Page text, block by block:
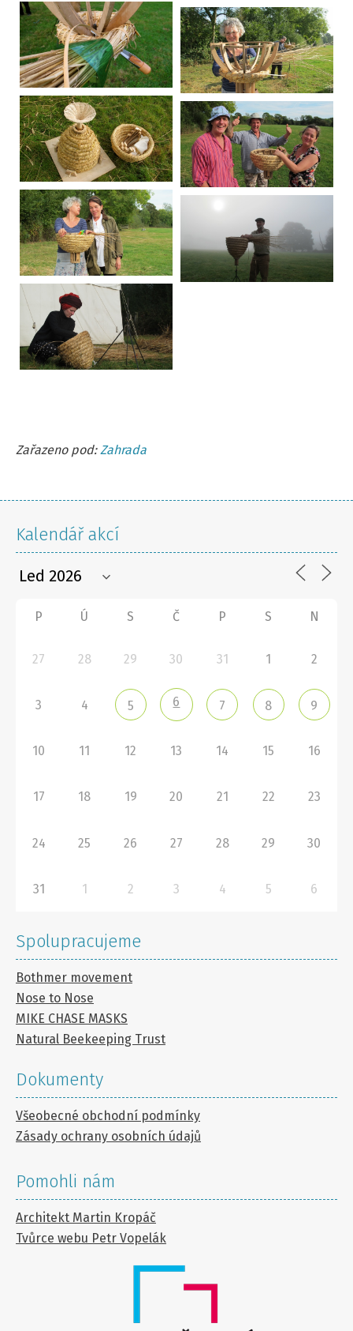
Zařazeno pod:Zahrada
Kalendář akcí
P Ú S Č P S N
27 28 29 30 31 1 2
3 4 5 6 7 8 9
10 11 12 13 14 15 16
17 18 19 20 21 22 23
24 25 26 27 28 29 30
31 1 2 3 4 5 6
Spolupracujeme
Bothmer movement
Nose to Nose
MIKE CHASE MASKS
Natural Beekeeping Trust
Dokumenty
Všeobecné obchodní podmínky
Zásady ochrany osobních údajů
Pomohli nám
Architekt Martin Kropáč
Tvůrce webu Petr Vopelák